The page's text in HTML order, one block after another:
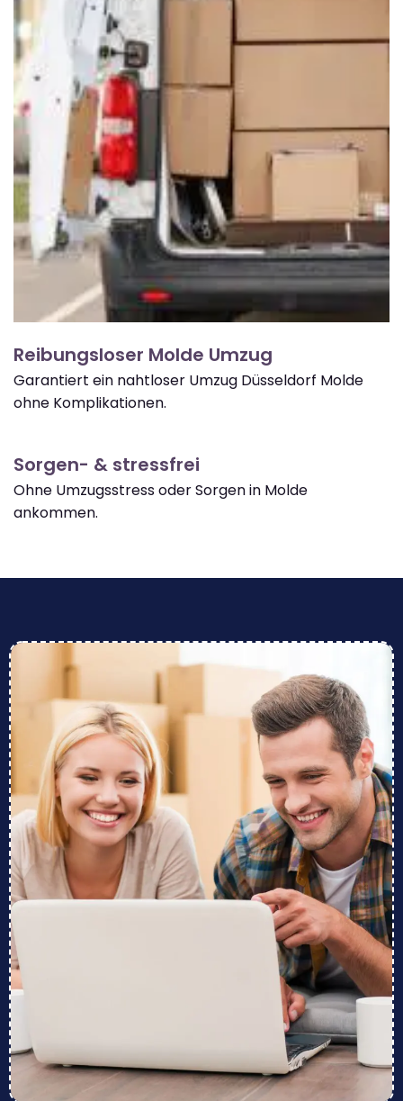
Reibungsloser Molde Umzug
Garantiert ein nahtloser Umzug Düsseldorf Molde
ohne Komplikationen.
Sorgen- & stressfrei
Ohne Umzugsstress oder Sorgen in Molde
ankommen.